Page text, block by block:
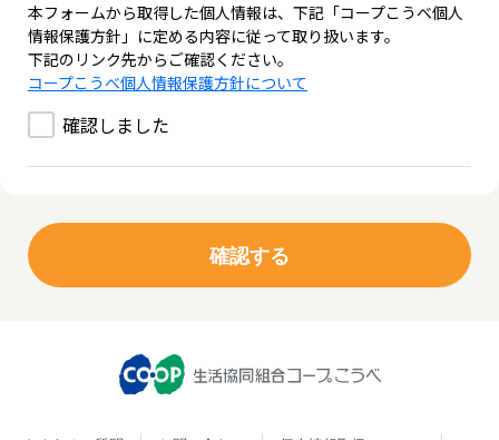
本フォームから取得した個人情報は、下記「コープこうべ個人
情報保護方針」に定める内容に従って取り扱います。
下記のリンク先からご確認ください。
コープこうべ個人情報保護方針について
確認しました